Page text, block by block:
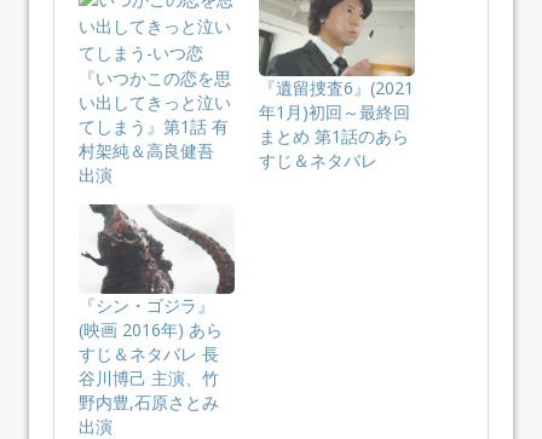
『いつかこの恋を思
い出してきっと泣い
てしまう』第1話 有
村架純＆高良健吾
出演
『遺留捜査6』(2021
年1月)初回～最終回
まとめ 第1話のあら
すじ＆ネタバレ
『シン・ゴジラ』
(映画 2016年) あら
すじ＆ネタバレ 長
谷川博己 主演、竹
野内豊,石原さとみ
出演